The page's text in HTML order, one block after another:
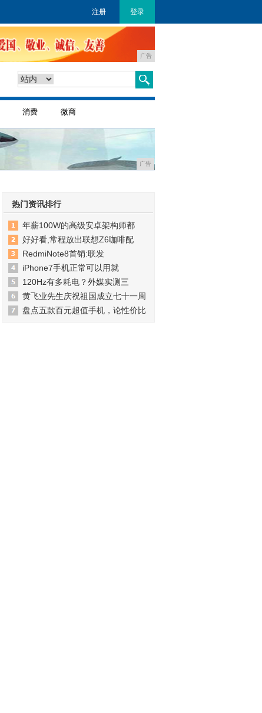
注册 登录
广告
消费 微商
广告
热门资讯排行
年薪100W的高级安卓架构师都
好好看,常程放出联想Z6咖啡配
RedmiNote8首销:联发
iPhone7手机正常可以用就
120Hz有多耗电？外媒实测三
黄飞业先生庆祝祖国成立七十一周
盘点五款百元超值手机，论性价比